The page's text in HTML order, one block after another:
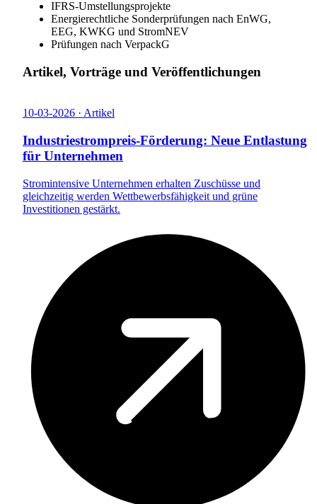
IFRS-Umstellungsprojekte
Energierechtliche Sonderprüfungen nach EnWG,
EEG, KWKG und StromNEV
Prüfungen nach VerpackG
Artikel, Vorträge und Veröffentlichungen
10-03-2026 · Artikel
Industriestrompreis-Förderung: Neue Entlastung
für Unternehmen
Stromintensive Unternehmen erhalten Zuschüsse und
gleichzeitig werden Wettbewerbsfähigkeit und grüne
Investitionen gestärkt.